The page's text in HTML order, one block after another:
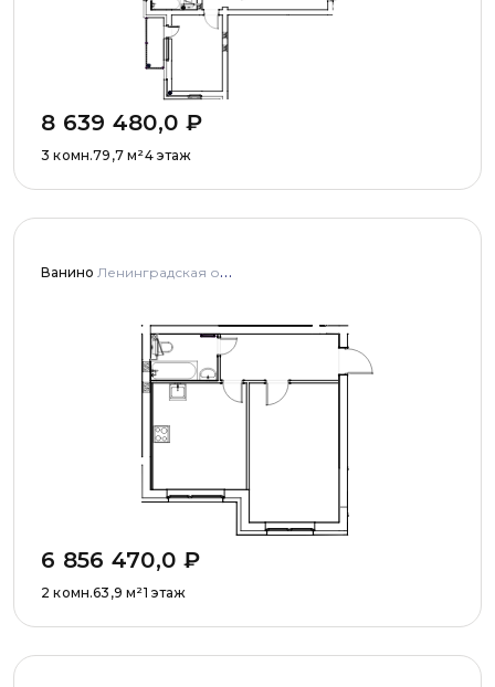
8 639 480,0 ₽
3 комн.79,7 м²4 этаж
Ванино Ленинградская область, Ломоносовский муниципальный район, Низинское сельское поселение, деревня Узигонты, улица Прибалтийская, дома 4, 5 и улица Олимпийская, дом 5
6 856 470,0 ₽
2 комн.63,9 м²1 этаж